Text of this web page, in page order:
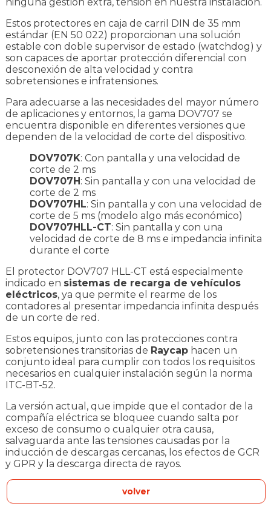
Estos protectores en caja de carril DIN de 35 mm
estándar (EN 50 022) proporcionan una solución
estable con doble supervisor de estado (watchdog) y
son capaces de aportar protección diferencial con
desconexión de alta velocidad y contra
sobretensiones e infratensiones.
Para adecuarse a las necesidades del mayor número
de aplicaciones y entornos, la gama DOV707 se
encuentra disponible en diferentes versiones que
dependen de la velocidad de corte del dispositivo.
DOV707K: Con pantalla y una velocidad de
corte de 2 ms
DOV707H: Sin pantalla y con una velocidad de
corte de 2 ms
DOV707HL: Sin pantalla y con una velocidad de
corte de 5 ms (modelo algo más económico)
DOV707HLL-CT: Sin pantalla y con una
velocidad de corte de 8 ms e impedancia infinita
durante el corte
El protector DOV707 HLL-CT está especialmente
indicado en sistemas de recarga de vehículos
eléctricos, ya que permite el rearme de los
contadores al presentar impedancia infinita después
de un corte de red.
Estos equipos, junto con las protecciones contra
sobretensiones transitorias de Raycaphacen un
conjunto ideal para cumplir con todos los requisitos
necesarios en cualquier instalación según la norma
ITC-BT-52.
La versión actual, que impide que el contador de la
compañía eléctrica se bloquee cuando salta por
exceso de consumo o cualquier otra causa,
salvaguarda ante las tensiones causadas por la
inducción de descargas cercanas, los efectos de GCR
y GPR y la descarga directa de rayos.
volver